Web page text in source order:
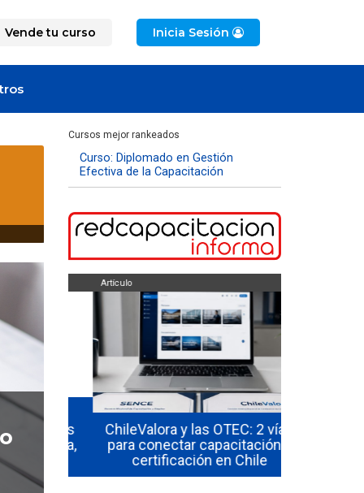
Vende tu curso Inicia Sesión
Cursos mejor rankeados
Curso: Diplomado en Gestión
Efectiva de la Capacitación
ChileValora y las OTEC: 2 vías
para conectar capacitación y
certificación en Chile
Artículo